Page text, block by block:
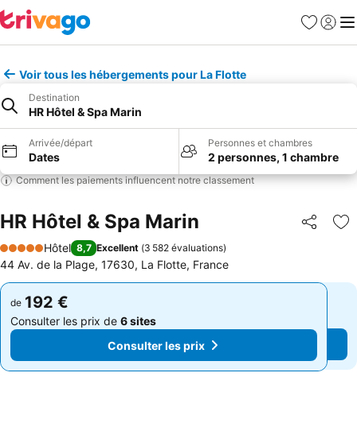
Favoris
Se
Voir tous les hébergements pour La Flotte
Destination
HR Hôtel & Spa Marin
Arrivée/départ
Dates
Personnes et chambres
2 personnes, 1 chambre
Comment les paiements influencent notre classement
HR Hôtel & Spa Marin Partager
5 Étoiles
Hôtel 8,7 Excellent (3 582 évaluations)
44 Av. de la Plage, 17630, La Flotte, France
de 192 €
Consulter les prix de 6 sites
Consulter les prix
de 192 €
Consulter les prix de 6 sites
Consulter les prix